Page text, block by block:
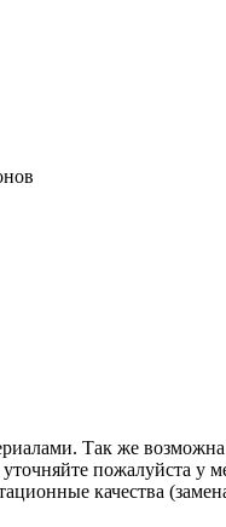
Так же
пожалуйста у
качества